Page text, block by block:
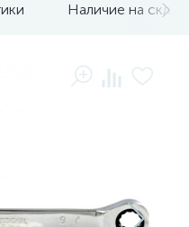
Наличие на